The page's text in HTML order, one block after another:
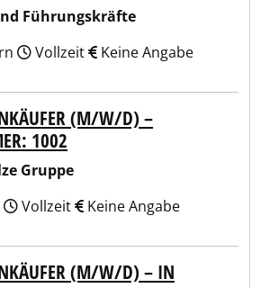
Führungskräfte
Vollzeit Keine Angabe
(M/W/D) –
1002
Gruppe
Vollzeit Keine Angabe
(M/W/D) – IN